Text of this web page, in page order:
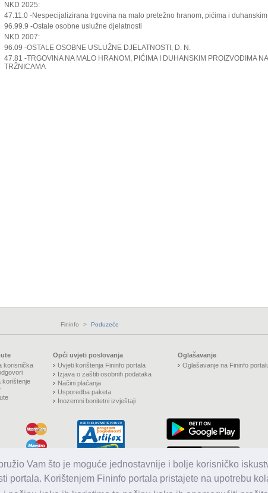
Vam što je moguće jednostavnije i bolje korisničko
portala. Korištenjem Fininfo portala pristajete na upotrebu
NKD 2025:
47.11.0 -Nespecijalizirana trgovina na malo pretežno hranom, pićima i
96.99.9 -Ostale osobne uslužne djelatnosti
NKD 2007:
96.09 -OSTALE OSOBNE USLUŽNE DJELATNOSTI, D. N.
47.81 -TRGOVINA NA MALO HRANOM, PIĆIMA I DUHANSKIM PROIZVODIMA NA
TRŽNICAMA
Fininfo > Poduzeće
korisnička
korištenje
Opći uvjeti poslovanja
Uvjeti korištenja Fininfo portala
Izjava o zaštiti osobnih podataka
Načini plaćanja
Usporedba paketa
Inozemni bonitetni izvještaji
Oglašavanje
Oglašavanje na Fininfo